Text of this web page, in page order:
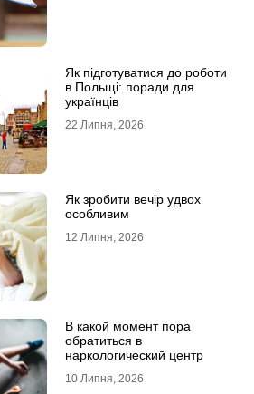
Як підготуватися до роботи
в Польщі: поради для
українців
22 Липня, 2026
Як зробити вечір удвох
особливим
12 Липня, 2026
В какой момент пора
обратиться в
наркологический центр
10 Липня, 2026